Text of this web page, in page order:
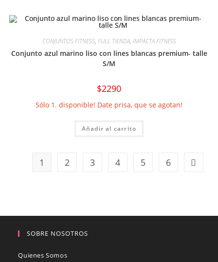
CONJUNTOS FITNESS, FULL TIENDA, IMPACTA FITNESS
Conjunto azul marino liso con lines blancas premium- talle
S/M
$2290
Sólo 1. disponible! Date prisa, que se agotan!
Añadir al carrito
1 2 3 4 5 6
SOBRE NOSOTROS
Quienes Somos